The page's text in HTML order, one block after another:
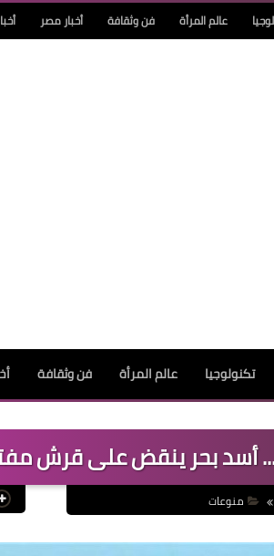
عالم المرأة فن وثقافة أخبار مصر
تكنولوجيا عالم المرأة فن وثقافة
أسد بحر ينقض على قرش
منوعات